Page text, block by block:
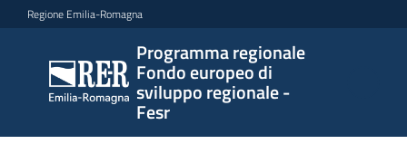
Vai al contenuto
Vai alla navigazione
Vai al footer
Regione Emilia-Romagna
Programma regionale
Fondo europeo di
sviluppo regionale -
Fesr
Programma
regionale
Fondo
europeo di